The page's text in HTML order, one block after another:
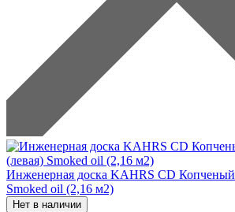
Инженерная доска KAHRS CD Копченый
Smoked oil (2,16 м2)
Нет в наличии